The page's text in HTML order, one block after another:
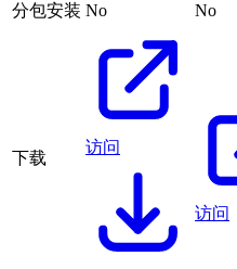
分包安装 No No
下载
访问
访问